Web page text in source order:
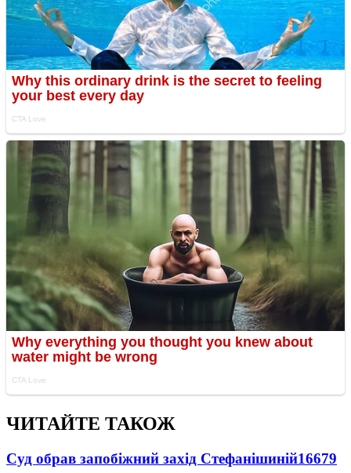
ЧИТАЙТЕ ТАКОЖ
Суд обрав запобіжний захід Стефанішиній16679